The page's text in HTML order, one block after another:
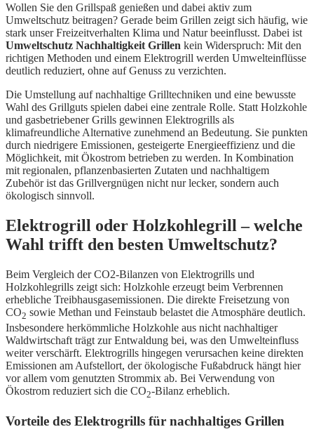
Wollen Sie den Grillspaß genießen und dabei aktiv zum
Umweltschutz beitragen? Gerade beim Grillen zeigt sich häufig, wie
stark unser Freizeitverhalten Klima und Natur beeinflusst. Dabei ist
Umweltschutz Nachhaltigkeit Grillen kein Widerspruch: Mit den
richtigen Methoden und einem Elektrogrill werden Umwelteinflüsse
deutlich reduziert, ohne auf Genuss zu verzichten.
Die Umstellung auf nachhaltige Grilltechniken und eine bewusste
Wahl des Grillguts spielen dabei eine zentrale Rolle. Statt Holzkohle
und gasbetriebener Grills gewinnen Elektrogrills als
klimafreundliche Alternative zunehmend an Bedeutung. Sie punkten
durch niedrigere Emissionen, gesteigerte Energieeffizienz und die
Möglichkeit, mit Ökostrom betrieben zu werden. In Kombination
mit regionalen, pflanzenbasierten Zutaten und nachhaltigem
Zubehör ist das Grillvergnügen nicht nur lecker, sondern auch
ökologisch sinnvoll.
Elektrogrill oder Holzkohlegrill – welche
Wahl trifft den besten Umweltschutz?
Beim Vergleich der CO2-Bilanzen von Elektrogrills und
Holzkohlegrills zeigt sich: Holzkohle erzeugt beim Verbrennen
erhebliche Treibhausgasemissionen. Die direkte Freisetzung von
CO2 sowie Methan und Feinstaub belastet die Atmosphäre deutlich.
Insbesondere herkömmliche Holzkohle aus nicht nachhaltiger
Waldwirtschaft trägt zur Entwaldung bei, was den Umwelteinfluss
weiter verschärft. Elektrogrills hingegen verursachen keine direkten
Emissionen am Aufstellort, der ökologische Fußabdruck hängt hier
vor allem vom genutzten Strommix ab. Bei Verwendung von
Ökostrom reduziert sich die CO2-Bilanz erheblich.
Vorteile des Elektrogrills für nachhaltiges Grillen